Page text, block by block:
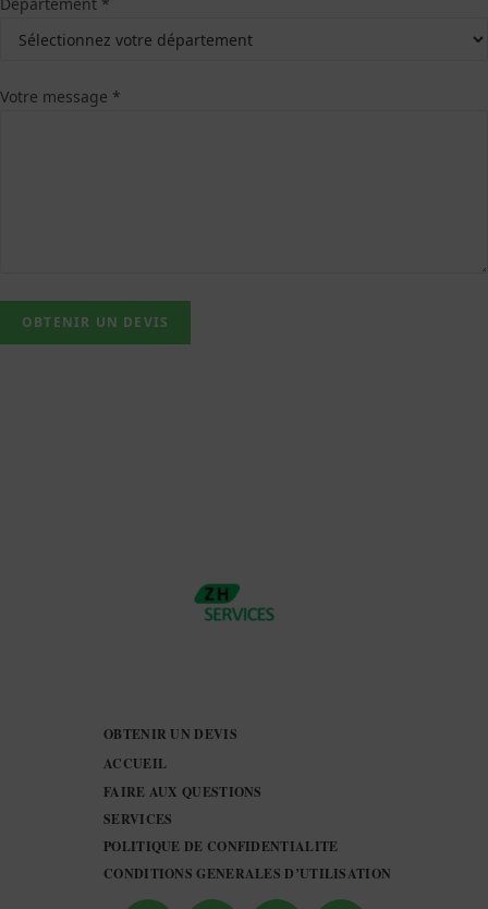
Département *
Votre message *
OBTENIR UN DEVIS
OBTENIR UN DEVIS
ACCUEIL
FAIRE AUX QUESTIONS
SERVICES
POLITIQUE DE CONFIDENTIALITE
CONDITIONS GENERALES D’UTILISATION